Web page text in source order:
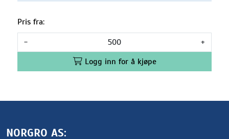
Pris fra:
-
+
Logg inn for å kjøpe
NORGRO AS: